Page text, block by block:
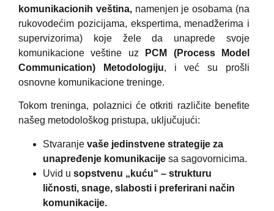
komunikacionih veština,namenjen je osobama (na
rukovodećim pozicijama, ekspertima, menadžerima i
supervizorima) koje žele da unaprede svoje
komunikacione veštine uz
PCM (Process Model
Communication) Metodologiju, i već su prošli
osnovne komunikacione treninge.
Tokom treninga, polaznici će otkriti različite benefite
našeg metodološkog pristupa, uključujući:
Stvaranje vaše jedinstvene strategije za
unapređenje komunikacije sa sagovornicima.
Uvid u sopstvenu „kuću“ – strukturu
ličnosti, snage, slabosti i preferirani način
komunikacije.